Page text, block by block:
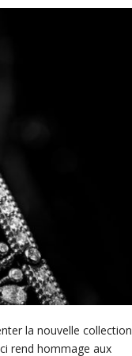
la nouvelle collection
rend hommage aux